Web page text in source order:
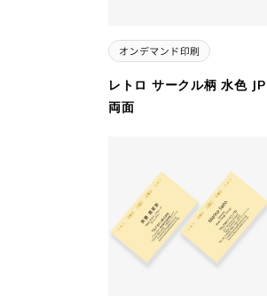
レトロ サークル柄 水色 JP
両面